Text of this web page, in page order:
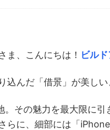
ま、こんにちは！ ビル
込んだ「借景」が美し
その魅力を最大限に
らに、細部には「